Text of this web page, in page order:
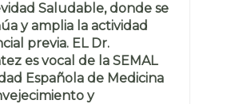
Saludable, donde se
y amplia la actividad
previa. EL Dr.
es vocal de la SEMAL
Española de Medicina
y